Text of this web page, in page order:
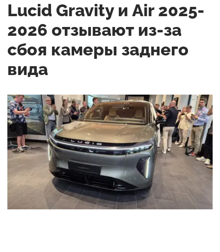
Lucid Gravity и Air 2025-
2026 отзывают из-за
сбоя камеры заднего
вида